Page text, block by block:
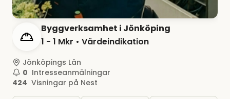
Byggverksamhet i Jönköping
1 - 1 Mkr • Värdeindikation
Jönköpings Län
0 Intresseanmälningar
424 Visningar på Nest